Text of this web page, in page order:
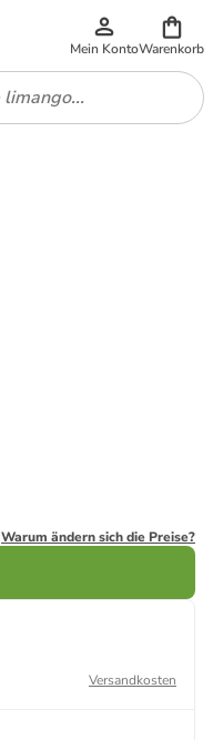
Mein KontoWarenkorb
Warum ändern sich die Preise?
Versandkosten